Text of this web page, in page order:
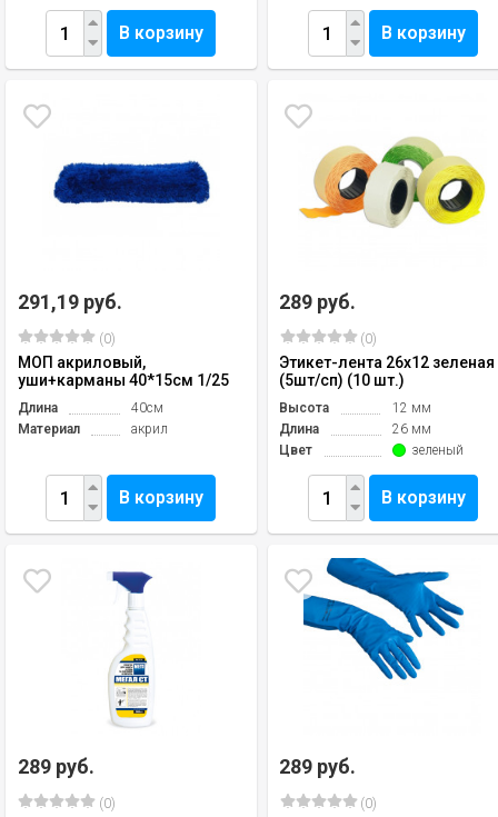
В корзину В корзину
291,19 руб.
(0)
МОП акриловый,
уши+карманы 40*15см 1/25
Длина
40см
Материал
акрил
В корзину
289 руб.
(0)
Этикет-лента 26х12 зеленая
(5шт/сп) (10 шт.)
Высота
12 мм
Длина
26 мм
Цвет
зеленый
В корзину
289 руб.
(0)
289 руб.
(0)